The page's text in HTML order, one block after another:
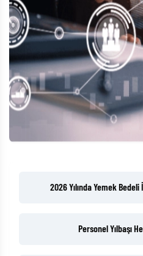
2026 Yılında Yemek
Personel Yılbaşı